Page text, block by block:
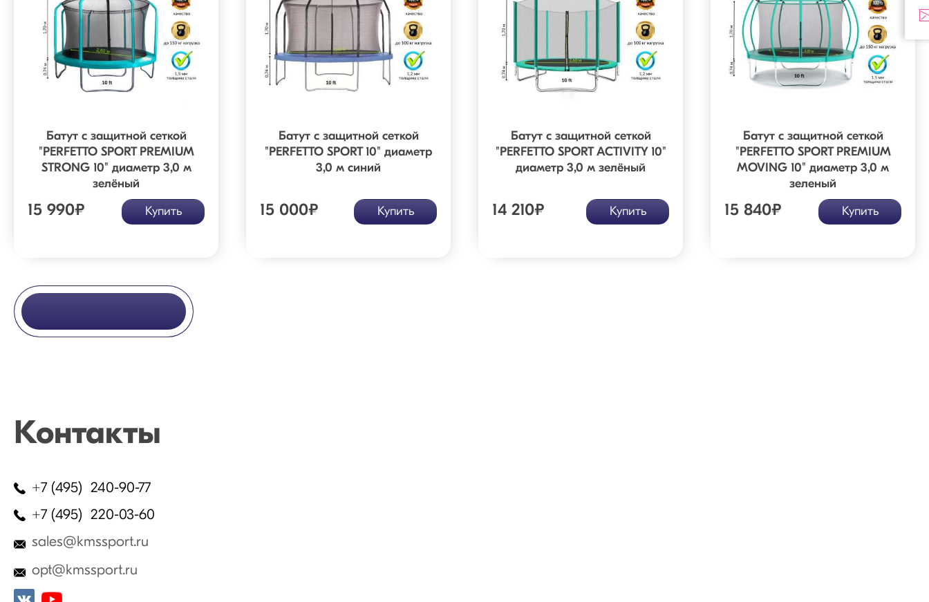
Батут с защитной сеткой
"PERFETTO SPORT PREMIUM
STRONG 10" диаметр 3,0 м
зелёный
15 990₽ Купить
Батут с защитной сеткой
"PERFETTO SPORT 10" диаметр
3,0 м синий
15 000₽ Купить
Батут с защитной сеткой
"PERFETTO SPORT ACTIVITY 10"
диаметр 3,0 м зелёный
14 210₽ Купить
Батут с защитной сеткой
"PERFETTO SPORT PREMIUM
MOVING 10" диаметр 3,0 м
зеленый
15 840₽ Купить
Контакты
+7 (495) 240-90-77
+7 (495) 220-03-60
sales@kmssport.ru
opt@kmssport.ru